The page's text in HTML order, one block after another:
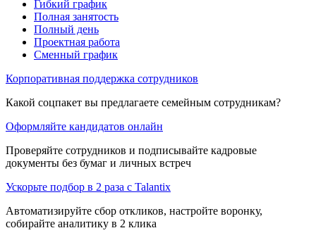
Гибкий график
Полная занятость
Полный день
Проектная работа
Сменный график
Корпоративная поддержка сотрудников
Какой соцпакет вы предлагаете семейным сотрудникам?
Оформляйте кандидатов онлайн
Проверяйте сотрудников и подписывайте кадровые
документы без бумаг и личных встреч
Ускорьте подбор в 2 раза с Talantix
Автоматизируйте сбор откликов, настройте воронку,
собирайте аналитику в 2 клика